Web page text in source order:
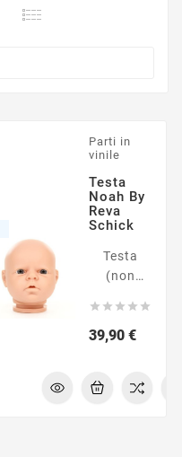
Parti in
vinile
Testa
Noah By
Reva
Schick
Testa
(non
per la
realizzazione
reborn
    
39,90 €Prezzo